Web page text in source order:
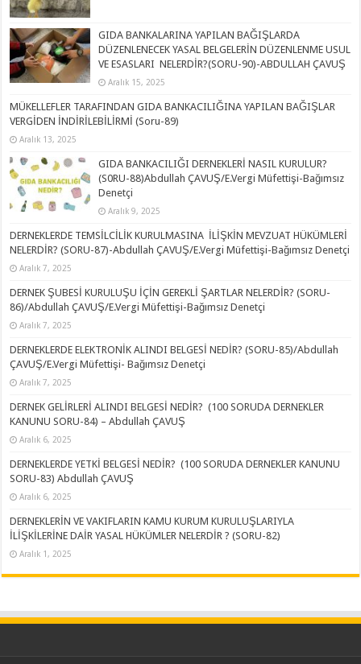
GIDA BANKALARINA YAPILAN BAĞIŞLARDA
DÜZENLENECEK YASAL BELGELERİN DÜZENLENME USUL
VE ESASLARI NELERDİR?(SORU-90)-ABDULLAH ÇAVUŞ
Aralık 15, 2025
MÜKELLEFLER TARAFINDAN GIDA BANKACILIĞINA YAPILAN BAĞIŞLAR
VERGİDEN İNDİRİLEBİLİRMİ (Soru-89)
Aralık 13, 2025
GIDA BANKACILIĞI DERNEKLERİ NASIL KURULUR?
(S0RU-88)Abdullah ÇAVUŞ/E.Vergi Müfettişi-Bağımsız
Denetçi
Aralık 9, 2025
DERNEKLERDE TEMSİLCİLİK KURULMASINA İLİŞKİN MEVZUAT HÜKÜMLERİ
NELERDİR? (SORU-87)-Abdullah ÇAVUŞ/E.Vergi Müfettişi-Bağımsız Denetçi
Aralık 7, 2025
DERNEK ŞUBESİ KURULUŞU İÇİN GEREKLİ ŞARTLAR NELERDİR? (SORU-
86)/Abdullah ÇAVUŞ/E.Vergi Müfettişi-Bağımsız Denetçi
Aralık 7, 2025
DERNEKLERDE ELEKTRONİK ALINDI BELGESİ NEDİR? (SORU-85)/Abdullah
ÇAVUŞ/E.Vergi Müfettişi- Bağımsız Denetçi
Aralık 7, 2025
DERNEK GELİRLERİ ALINDI BELGESİ NEDİR? (100 SORUDA DERNEKLER
KANUNU SORU-84) – Abdullah ÇAVUŞ
Aralık 6, 2025
DERNEKLERDE YETKİ BELGESİ NEDİR? (100 SORUDA DERNEKLER KANUNU
SORU-83) Abdullah ÇAVUŞ
Aralık 6, 2025
DERNEKLERİN VE VAKIFLARIN KAMU KURUM KURULUŞLARIYLA
İLİŞKİLERİNE DAİR YASAL HÜKÜMLER NELERDİR ? (SORU-82)
Aralık 1, 2025